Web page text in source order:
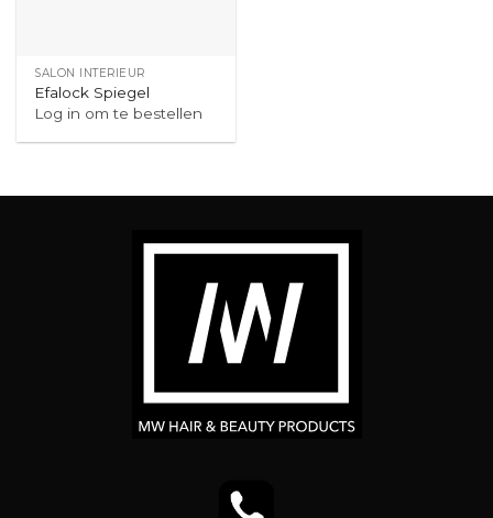
SALON INTERIEUR
Efalock Spiegel
Log in om te bestellen